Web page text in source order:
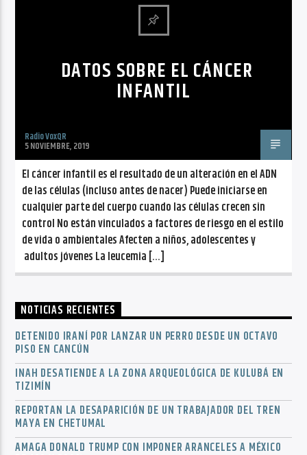
Radio VoxQR
DATOS SOBRE EL CÁNCER
INFANTIL
Radio VoxQR
5 NOVIEMBRE, 2019
El cáncer infantil es el resultado de un alteración en el ADN
de las células (incluso antes de nacer) Puede iniciarse en
cualquier parte del cuerpo cuando las células crecen sin
control No están vinculados a factores de riesgo en el estilo
de vida o ambientales Afecten a niños, adolescentes y
adultos jóvenes La leucemia […]
NOTICIAS RECIENTES
DETENIDO IRANÍ POR LANZAR UN PERRO DESDE UN OCTAVO
PISO EN CANCÚN
INAH DESATIENDE A LA ZONA ARQUEOLÓGICA DE KULUBÁ EN
TIZIMÍN
REPORTAN LA DESAPARICIÓN DE UN TRABAJADOR DEL TREN
MAYA EN CHETUMAL
AMAGA DONALD TRUMP CON IMPONER ARANCELES A MÉXICO